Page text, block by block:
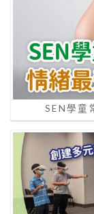
SEN學童